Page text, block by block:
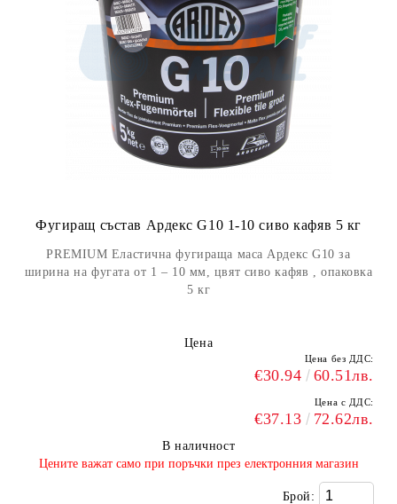
Фугиращ състав Ардекс G10 1-10 сиво кафяв 5 кг
PREMIUM Еластична фугираща маса Ардекс G10 за
ширина на фугата от 1 – 10 мм, цвят сиво кафяв , опаковка
5 кг
Цена
Цена без ДДС:
€30.94 60.51лв.
Цена с ДДС:
€37.13 72.62лв.
В наличност
​Цените важат само при поръчки през електронния магазин
Брой: